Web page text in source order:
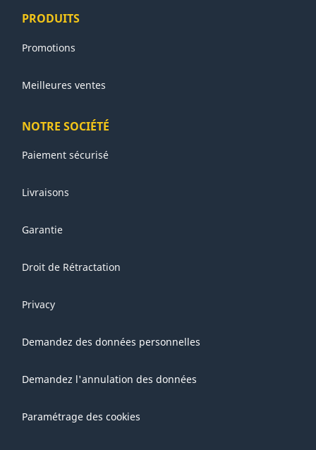
PRODUITS
Promotions
Meilleures ventes
NOTRE SOCIÉTÉ
Paiement sécurisé
Livraisons
Garantie
Droit de Rétractation
Privacy
Demandez des données personnelles
Demandez l'annulation des données
Paramétrage des cookies